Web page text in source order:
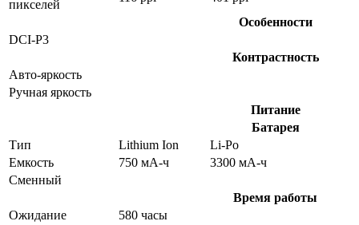
пикселей
Особенности
DCI-P3
Контрастность
Авто-яркость
Ручная яркость
Питание
Батарея
Тип
Lithium Ion
Li-Po
Емкость
750 мА-ч
3300 мА-ч
Сменный
Время работы
Ожидание
580 часы